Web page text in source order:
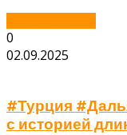
0
02.09.2025
#Турция
с историей